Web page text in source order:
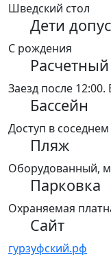
Шведский стол
Дети
С рождения
Заезд после
Бассейн
Доступ в
Пляж
Оборудованный,
Парковка
Охраняемая
Сайт
гурзуфский.рф